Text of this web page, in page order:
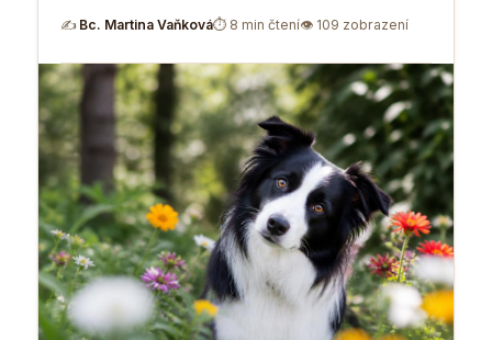
✍ Bc. Martina Vaňková⏱ 8 min čtení👁 109 zobrazení